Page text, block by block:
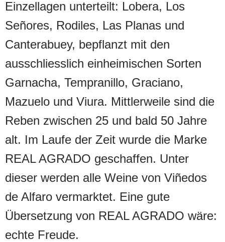
Einzellagen unterteilt: Lobera, Los
Señores, Rodiles, Las Planas und
Canterabuey, bepflanzt mit den
ausschliesslich einheimischen Sorten
Garnacha, Tempranillo, Graciano,
Mazuelo und Viura. Mittlerweile sind die
Reben zwischen 25 und bald 50 Jahre
alt. Im Laufe der Zeit wurde die Marke
REAL AGRADO geschaffen. Unter
dieser werden alle Weine von Viñedos
de Alfaro vermarktet. Eine gute
Übersetzung von REAL AGRADO wäre:
echte Freude.